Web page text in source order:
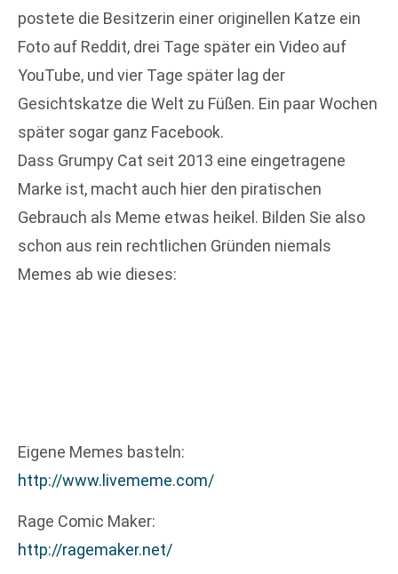
postete die Besitzerin einer originellen Katze ein
Foto auf Reddit, drei Tage später ein Video auf
YouTube, und vier Tage später lag der
Gesichtskatze die Welt zu Füßen. Ein paar Wochen
später sogar ganz Facebook.
Dass Grumpy Cat seit 2013 eine eingetragene
Marke ist, macht auch hier den piratischen
Gebrauch als Meme etwas heikel. Bilden Sie also
schon aus rein rechtlichen Gründen niemals
Memes ab wie dieses:
Eigene Memes basteln:
http://www.livememe.com/
Rage Comic Maker:
http://ragemaker.net/